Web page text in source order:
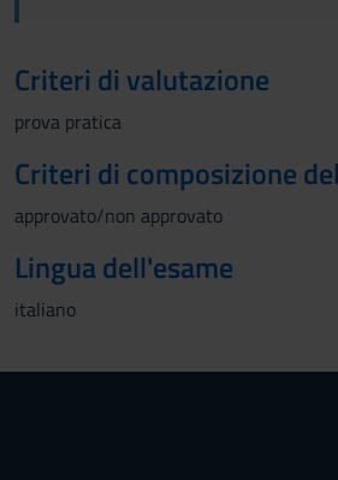
Criteri di valutazione
prova pratica
Criteri di composizione
approvato/non approvato
Lingua dell'esame
italiano